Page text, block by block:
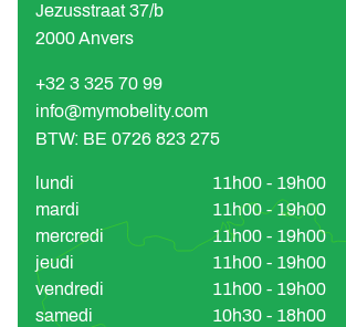
Jezusstraat 37/b
2000 Anvers
+32 3 325 70 99
info@mymobelity.com
BTW: BE 0726 823 275
lundi
11h00 - 19h00
mardi
11h00 - 19h00
mercredi
11h00 - 19h00
jeudi
11h00 - 19h00
vendredi
11h00 - 19h00
samedi
10h30 - 18h00